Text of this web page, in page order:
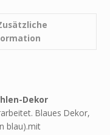
Dekor
Blaues Dekor,
blau).mit